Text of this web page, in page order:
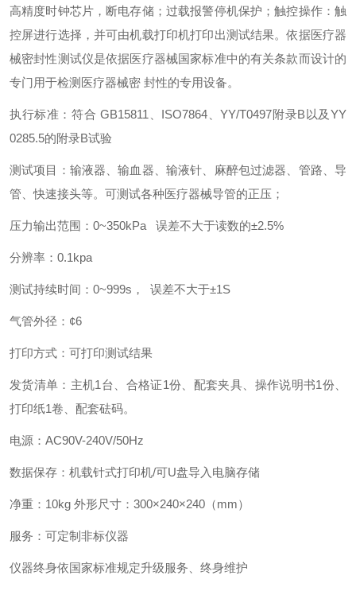
高精度时钟芯片，断电存储；过载报警停机保护；触控操作：触
控屏进行选择，并可由机载打印机打印出测试结果。依据医疗器
械密封性测试仪是依据医疗器械国家标准中的有关条款而设计的
专门用于检测医疗器械密 封性的专用设备。
执行标准：符合 GB15811、ISO7864、YY/T0497附录B以及YY
0285.5的附录B试验
测试项目：输液器、输血器、输液针、麻醉包过滤器、管路、导
管、快速接头等。可测试各种医疗器械导管的正压；
压力输出范围：0~350kPa 误差不大于读数的±2.5%
分辨率：0.1kpa
测试持续时间：0~999s， 误差不大于±1S
气管外径：¢6
打印方式：可打印测试结果
发货清单：主机1台、合格证1份、配套夹具、操作说明书1份、
打印纸1卷、配套砝码。
电源：AC90V-240V/50Hz
数据保存：机载针式打印机/可U盘导入电脑存储
净重：10kg 外形尺寸：300×240×240（mm）
服务：可定制非标仪器
仪器终身依国家标准规定升级服务、终身维护